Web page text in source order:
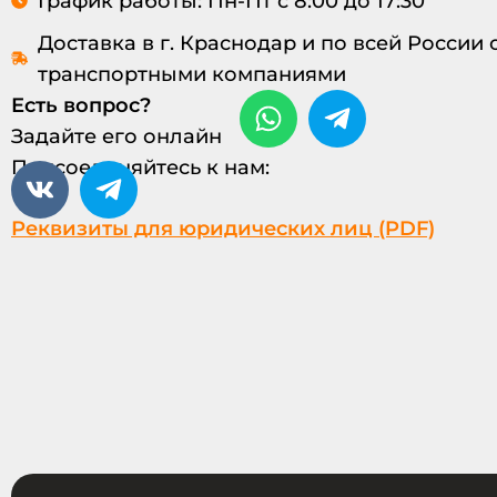
Доставка в г. Краснодар и по всей России
транспортными компаниями
Есть вопрос?
Задайте его онлайн
Присоединяйтесь к нам:
Реквизиты для юридических лиц (PDF)